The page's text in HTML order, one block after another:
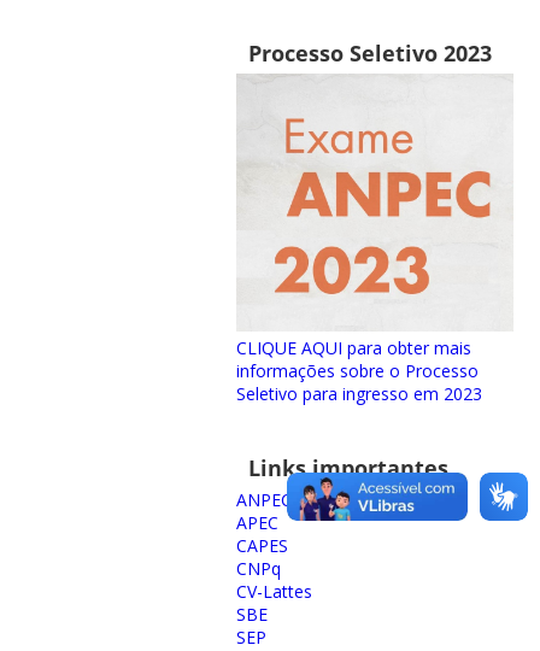
Processo Seletivo 2023
CLIQUE AQUI para obter mais
informações sobre o Processo
Seletivo para ingresso em 2023
Links importantes
ANPEC
APEC
CAPES
CNPq
CV-Lattes
SBE
SEP